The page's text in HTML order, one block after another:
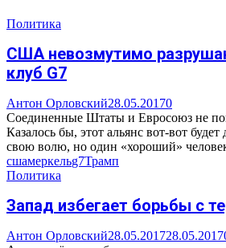
Политика
США невозмутимо
клуб G7
Антон Орловский28.05.20170
Соединенные Штаты и Евросоюз не
Казалось бы, этот альянс вот-вот
свою волю, но один «хороший»
сшамеркельg7Трамп
Политика
Запад избегает борьбы с
Антон Орловский28.05.201728.05.2017